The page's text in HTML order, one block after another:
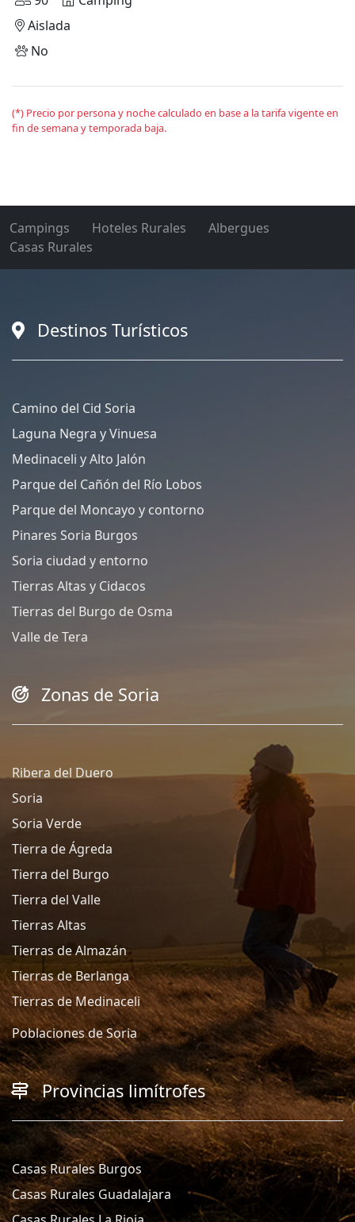
Aislada
No
(*) Precio por persona y noche calculado en base a la tarifa vigente en
fin de semana y temporada baja.
Campings Hoteles Rurales
Albergues
Casas Rurales
Destinos Turísticos
Camino del Cid Soria
Laguna Negra y Vinuesa
Medinaceli y Alto Jalón
Parque del Cañón del Río Lobos
Parque del Moncayo y contorno
Pinares Soria Burgos
Soria ciudad y entorno
Tierras Altas y Cidacos
Tierras del Burgo de Osma
Valle de Tera
Zonas de Soria
Ribera del Duero
Soria
Soria Verde
Tierra de Ágreda
Tierra del Burgo
Tierra del Valle
Tierras Altas
Tierras de Almazán
Tierras de Berlanga
Tierras de Medinaceli
Poblaciones de Soria
Provincias limítrofes
Casas Rurales Burgos
Casas Rurales Guadalajara